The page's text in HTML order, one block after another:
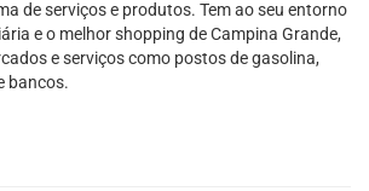
de serviços e produtos. Tem ao seu entorno
e o melhor shopping de Campina Grande,
e serviços como postos de gasolina,
bancos.